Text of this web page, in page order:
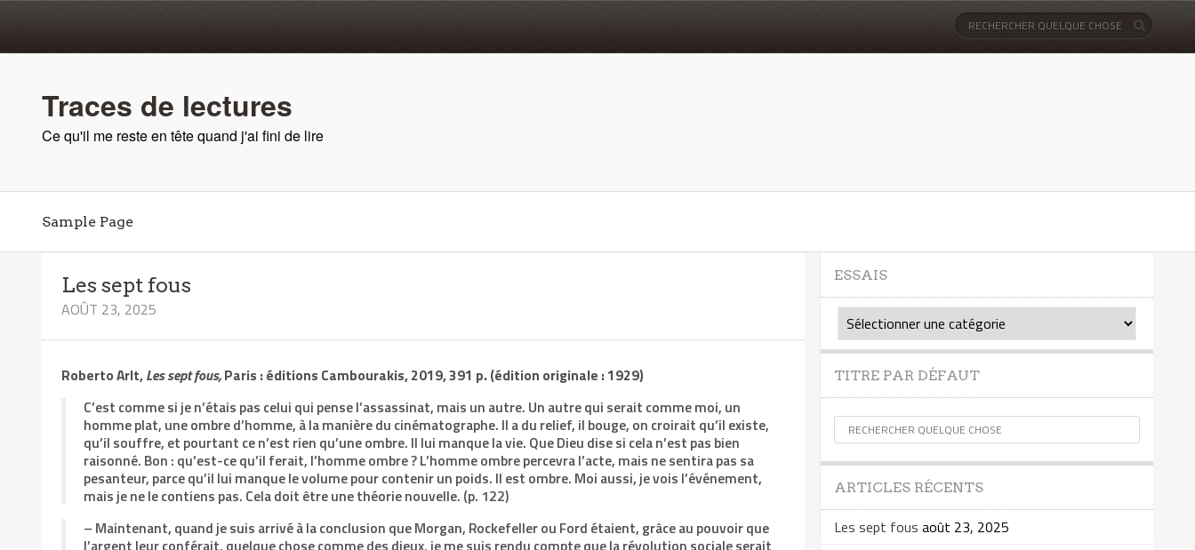
Traces de lectures
Ce qu'il me reste en tête quand j'ai fini de lire
Sample Page
Les sept fous
AOÛT 23, 2025
Roberto Arlt,Les sept fous,Paris : éditions Cambourakis, 2019, 391 p. (édition originale : 1929)
C’est comme si je n’étais pas celui qui pense l’assassinat, mais un autre. Un autre qui serait comme moi, un
homme plat, une ombre d’homme, à la manière du cinématographe. Il a du relief, il bouge, on croirait qu’il existe,
qu’il souffre, et pourtant ce n’est rien qu’une ombre. Il lui manque la vie. Que Dieu dise si cela n’est pas bien
raisonné. Bon : qu’est-ce qu’il ferait, l’homme ombre ? L’homme ombre percevra l’acte, mais ne sentira pas sa
pesanteur, parce qu’il lui manque le volume pour contenir un poids. Il est ombre. Moi aussi, je vois l’événement,
mais je ne le contiens pas. Cela doit être une théorie nouvelle. (p. 122)
– Maintenant, quand je suis arrivé à la conclusion que Morgan, Rockefeller ou Ford étaient, grâce au pouvoir que
l’argent leur conférait, quelque chose comme des dieux, je me suis rendu compte que la révolution sociale serait
ESSAIS
Essais
TITRE PAR DÉFAUT
ARTICLES RÉCENTS
Les sept fous août 23, 2025